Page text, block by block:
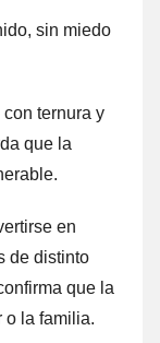
sin miedo
ternura y
que la
en
de distinto
que la
o la familia.